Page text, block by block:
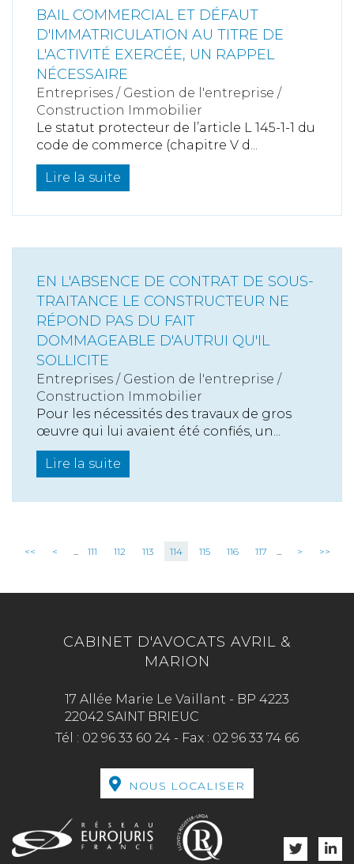
BAIL COMMERCIAL ET DÉFAUT
D'IMMATRICULATION AU TITRE DE
L'ACTIVITÉ EXERCÉE, UN RAPPEL
NÉCESSAIRE
Entreprises / Gestion de l'entreprise /
Construction Immobilier
Le statut protecteur de l’article L 145-1-1 du
code de commerce (chapitre V d...
Lire la suite
EN L'ABSENCE DE CONTRAT DE SOUS-
TRAITANCE LE CONSTRUCTEUR NE
RÉPOND PAS DU FAIT
DOMMAGEABLE D'AUTRUI QU'IL
SOLLICITE
Entreprises / Gestion de l'entreprise /
Construction Immobilier
Pour les nécessités des travaux de gros
œuvre qui lui avaient été confiés, un...
Lire la suite
<< < ... 111 112 113 114 115 116 117 ... > >>
CABINET D'AVOCATS AVRIL &
MARION
17 Allée Marie Le Vaillant - BP 4223
22042 SAINT BRIEUC
Tél : 02 96 33 60 24 - Fax : 02 96 33 74 66
NOUS LOCALISER